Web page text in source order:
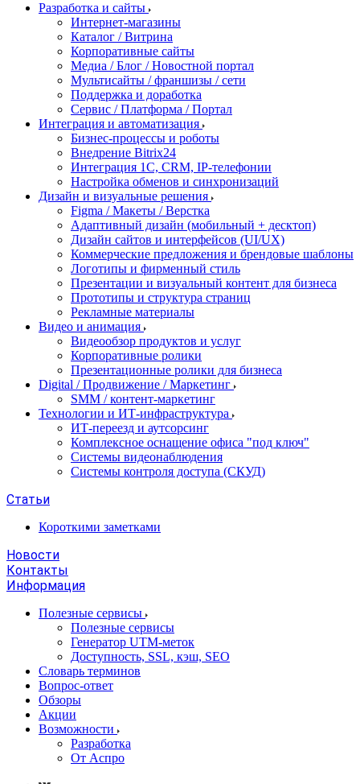
Разработка и сайты
Интернет-магазины
Каталог / Витрина
Корпоративные сайты
Медиа / Блог / Новостной портал
Мультисайты / франшизы / сети
Поддержка и доработка
Сервис / Платформа / Портал
Интеграция и автоматизация
Бизнес-процессы и роботы
Внедрение Bitrix24
Интеграция 1С, CRM, IP-телефонии
Настройка обменов и синхронизаций
Дизайн и визуальные решения
Figma / Макеты / Верстка
Адаптивный дизайн (мобильный + десктоп)
Дизайн сайтов и интерфейсов (UI/UX)
Коммерческие предложения и брендовые шаблоны
Логотипы и фирменный стиль
Презентации и визуальный контент для бизнеса
Прототипы и структура страниц
Рекламные материалы
Видео и анимация
Видеообзор продуктов и услуг
Корпоративные ролики
Презентационные ролики для бизнеса
Digital / Продвижение / Маркетинг
SMM / контент-маркетинг
Технологии и ИТ-инфраструктура
ИТ-переезд и аутсорсинг
Комплексное оснащение офиса "под ключ"
Системы видеонаблюдения
Системы контроля доступа (СКУД)
Статьи
Короткими заметками
Новости
Контакты
Информация
Полезные сервисы
Полезные сервисы
Генератор UTM‑меток
Доступность, SSL, кэш, SEO
Словарь терминов
Вопрос-ответ
Обзоры
Акции
Возможности
Разработка
От Аспро